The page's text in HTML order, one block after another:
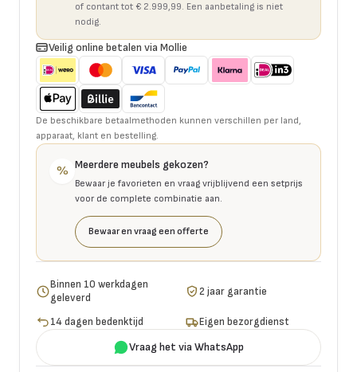
of contant tot € 2.999,99. Een aanbetaling is niet
nodig.
Veilig online betalen via Mollie
De beschikbare betaalmethoden kunnen verschillen per land,
apparaat, klant en bestelling.
% Meerdere meubels gekozen?
Bewaar je favorieten en vraag vrijblijvend een setprijs
voor de complete combinatie aan.
Bewaar en vraag een offerte
Binnen 10 werkdagen
geleverd
2 jaar garantie
14 dagen bedenktijd Eigen bezorgdienst
Vraag het via WhatsApp